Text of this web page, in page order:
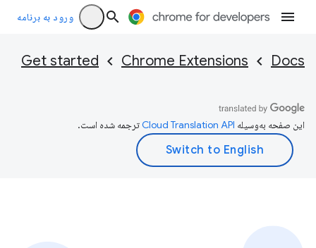
ورود به برنامه
Docs
Chrome Extensions
Get started
این صفحه به‌وسیله ترجمه شده است.